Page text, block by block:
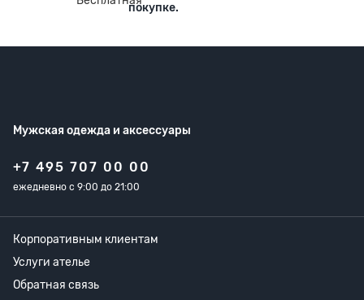
покупке.
Мужская одежда и аксессуары
+7 495 707 00 00
ежедневно с 9:00 до 21:00
Корпоративным клиентам
Услуги ателье
Обратная связь